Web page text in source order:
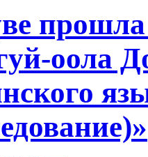
оола